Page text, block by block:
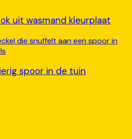
uit wasmand kleurplaat
spoor in de tuin